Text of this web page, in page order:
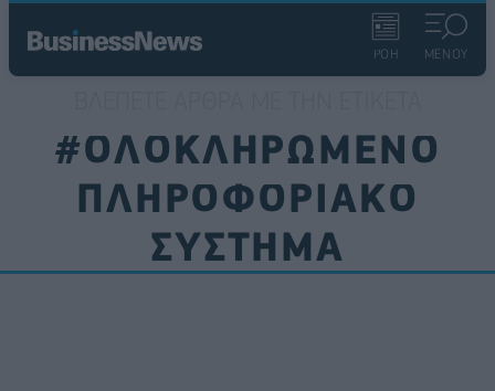
ΡΟΗ ΜΕΝΟΥ
#ΟΛΟΚΛΗΡΩΜΕΝΟ
ΠΛΗΡΟΦΟΡΙΑΚΟ
ΣΥΣΤΗΜΑ